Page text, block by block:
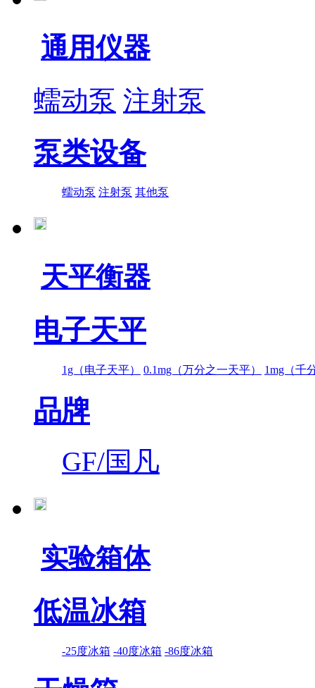
通用仪器
蠕动泵 注射泵
泵类设备
蠕动泵 注射泵 其他泵
天平衡器
电子天平
1g（电子天平） 0.1mg（万分之一天平） 1mg（千
品牌
GF/国凡
实验箱体
低温冰箱
-25度冰箱 -40度冰箱 -86度冰箱